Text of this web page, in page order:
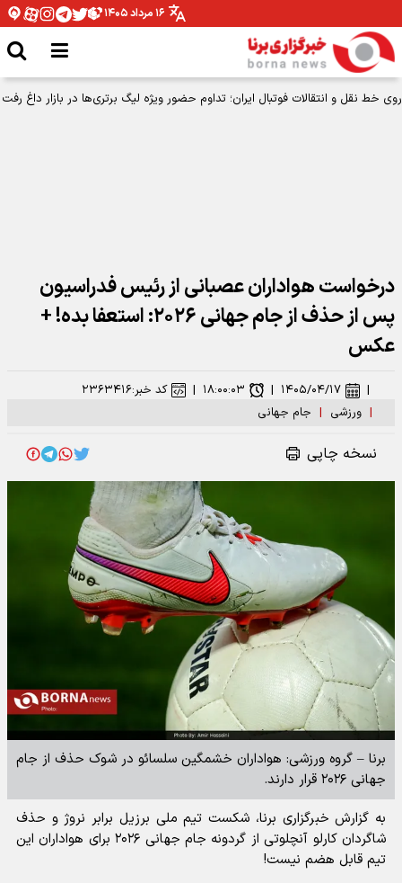
۱۶ مرداد ۱۴۰۵
روی خط نقل و انتقالات فوتبال ایران؛ تداوم حضور ویژه لیگ برتری‌ها در بازار داغ رفت
درخواست هواداران عصبانی از رئیس فدراسیون
پس از حذف از جام جهانی ۲۰۲۶: استعفا بده! +
عکس
| ورزشی | جام جهانی
| ۱۴۰۵/۰۴/۱۷ | ۱۸:۰۰:۰۳ | کد خبر:۲۳۶۳۴۱۶
نسخه چاپی
برنا – گروه ورزشی: هواداران خشمگین سلسائو در شوک حذف از جام
جهانی ۲۰۲۶ قرار دارند.
به گزارش خبرگزاری برنا، شکست تیم ملی برزیل برابر نروژ و حذف
شاگردان کارلو آنچلوتی از گردونه جام جهانی ۲۰۲۶ برای هواداران این
تیم قابل هضم نیست!